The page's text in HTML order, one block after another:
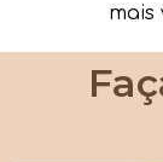
mais